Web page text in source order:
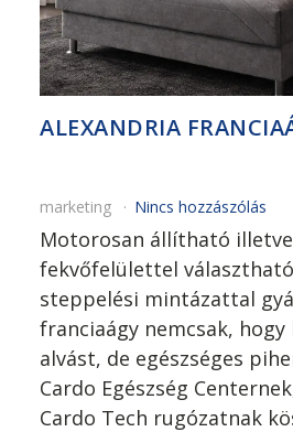
ALEXANDRIA
marketing Nincs hozzászólás
Motorosan állítható
fekvőfelülettel
steppelési mintázattal
franciaágy nemcsak, hogy
alvást, de egészséges
Cardo Egészség
Cardo Tech rugózatnak